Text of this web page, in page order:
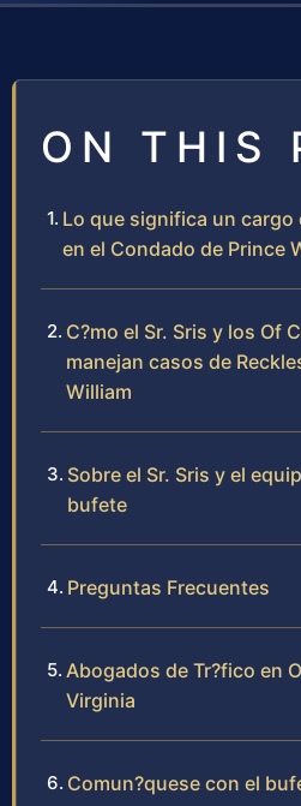
ON THIS
Lo que significa un cargo
en el Condado de Prince
C?mo el Sr. Sris y los Of
manejan casos de
William
Sobre el Sr. Sris y el
bufete
Preguntas Frecuentes
Abogados de Tr?fico en
Virginia
Comun?quese con el